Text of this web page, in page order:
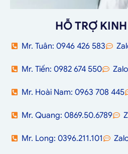
HỖ TRỢ
Mr. Tuân: 0946 426 583
Mr. Tiến: 0982 674 550
Mr. Hoài Nam: 0963 708 445
Mr. Quang: 0869.50.6789
Mr. Long: 0396.211.101